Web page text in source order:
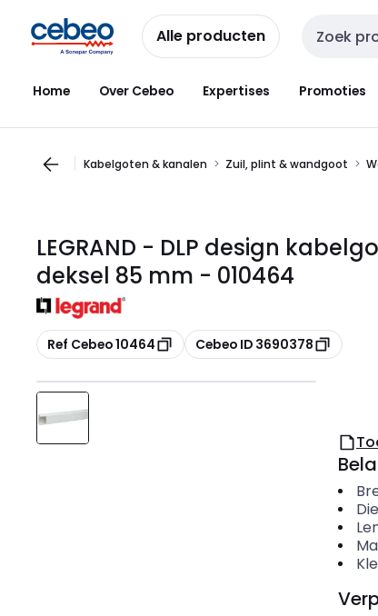
naar
navigatie
naar
inhoud
Alle producten Zoekveld
Home Over Cebeo Expertises Promoties
Kabelgoten & kanalen Zuil, plint & wandgoot
LEGRAND - DLP design
deksel 85 mm - 010464
Kopiëren
Ref Cebeo 10464 Kopiëren
Cebeo ID 3690378